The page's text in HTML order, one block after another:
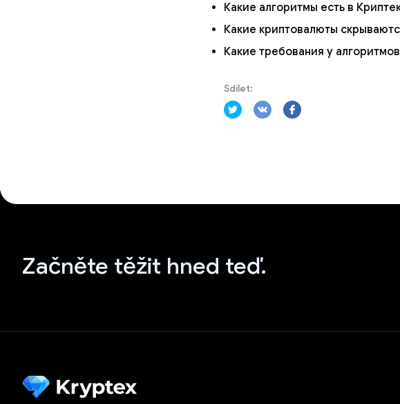
Какие алгоритмы есть в
Какие криптовалюты
Какие требования у
Sdílet:
Začněte těžit hned teď.